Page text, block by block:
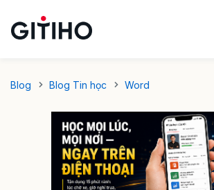
Blog Blog Tin học Word